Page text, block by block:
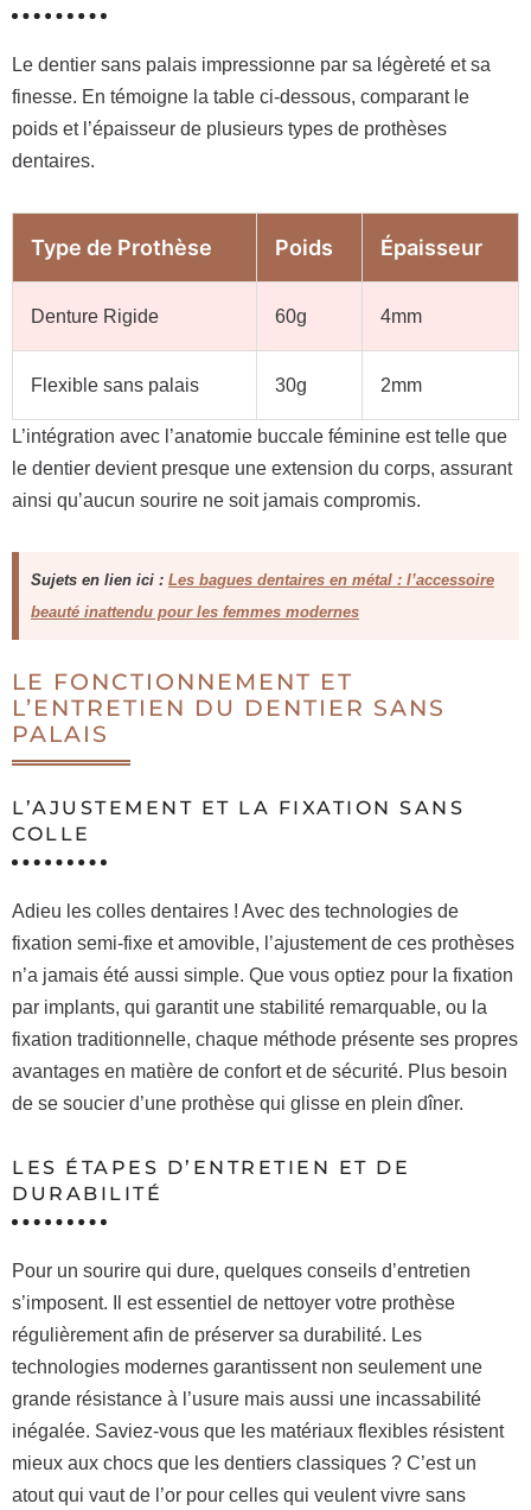
Le dentier sans palais impressionne par sa légèreté et sa
finesse. En témoigne la table ci-dessous, comparant le
poids et l’épaisseur de plusieurs types de prothèses
dentaires.
Type de Prothèse Poids Épaisseur
Denture Rigide 60g 4mm
Flexible sans palais 30g 2mm
L’intégration avec l’anatomie buccale féminine est telle que
le dentier devient presque une extension du corps, assurant
ainsi qu’aucun sourire ne soit jamais compromis.
Sujets en lien ici : Les bagues dentaires en métal : l’accessoire
beauté inattendu pour les femmes modernes
LE FONCTIONNEMENT ET
L’ENTRETIEN DU DENTIER SANS
PALAIS
L’AJUSTEMENT ET LA FIXATION SANS
COLLE
Adieu les colles dentaires ! Avec des technologies de
fixation semi-fixe et amovible, l’ajustement de ces prothèses
n’a jamais été aussi simple. Que vous optiez pour la fixation
par implants, qui garantit une stabilité remarquable, ou la
fixation traditionnelle, chaque méthode présente ses propres
avantages en matière de confort et de sécurité. Plus besoin
de se soucier d’une prothèse qui glisse en plein dîner.
LES ÉTAPES D’ENTRETIEN ET DE
DURABILITÉ
Pour un sourire qui dure, quelques conseils d’entretien
s’imposent. Il est essentiel de nettoyer votre prothèse
régulièrement afin de préserver sa durabilité. Les
technologies modernes garantissent non seulement une
grande résistance à l’usure mais aussi une incassabilité
inégalée. Saviez-vous que les matériaux flexibles résistent
mieux aux chocs que les dentiers classiques ? C’est un
atout qui vaut de l’or pour celles qui veulent vivre sans